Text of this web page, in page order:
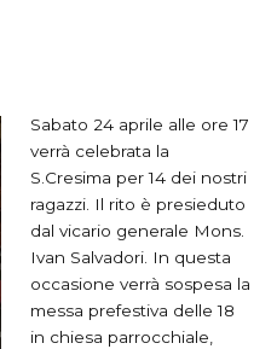
Sabato 24 aprile alle ore 17
verrà celebrata la
S.Cresima per 14 dei nostri
ragazzi. Il rito è presieduto
dal vicario generale Mons.
Ivan Salvadori. In questa
occasione verrà sospesa la
messa prefestiva delle 18
in chiesa parrocchiale,